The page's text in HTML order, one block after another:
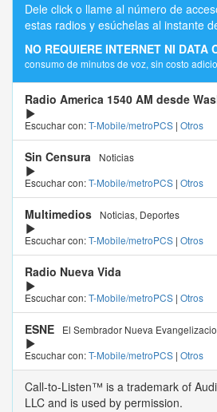
Dele click o llame al número de
estas radios y esúchelas al instante
NO REQUIERE INTERNET NI DATA
consumo de minutos de voz, sin costo
Radio America 1540 AM desde
Escuchar con:T-Mobile/metroPCS | Otros
Sin Censura
Noticias
Escuchar con:T-Mobile/metroPCS | Otros
Multimedios
Noticias, Deportes
Escuchar con:T-Mobile/metroPCS | Otros
Radio Nueva Vida
Escuchar con:T-Mobile/metroPCS | Otros
ESNE
El Sembrador Nueva
Escuchar con:T-Mobile/metroPCS | Otros
Call-to-Listen™ is a trademark of
LLC and is used by permission.